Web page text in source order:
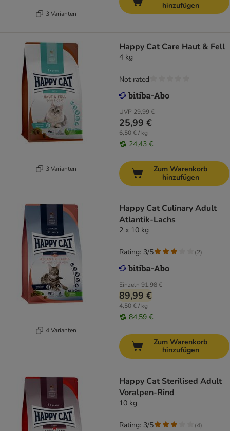
3 Varianten
hinzufügen
3 Varianten
Happy Cat Care Haut & Fell
4 kg
UVP 29,99 €
25,99 €
6,50 € / kg
24,43 €
Not rated
Zum Warenkorb
hinzufügen
4 Varianten
Happy Cat Culinary Adult
Atlantik-Lachs
2 x 10 kg
Einzeln 91,98 €
89,99 €
4,50 € / kg
84,59 €
Rating: 3/5 (2)
Zum Warenkorb
hinzufügen
Happy Cat Sterilised Adult
Voralpen-Rind
10 kg
Rating: 3/5 (4)